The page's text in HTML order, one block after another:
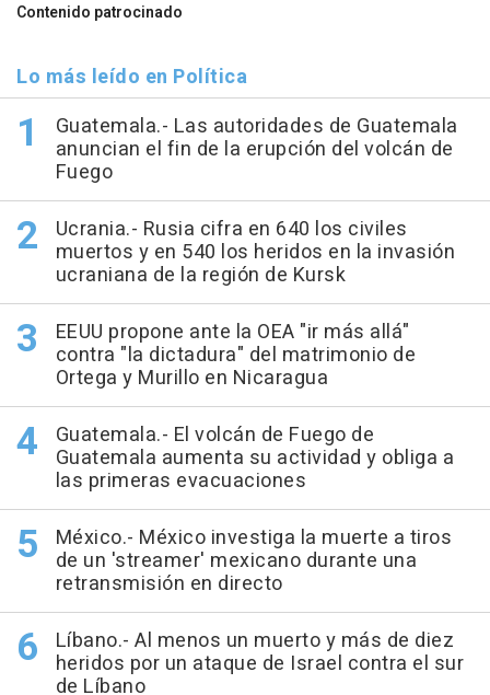
Contenido patrocinado
Lo más leído en Política
Guatemala.- Las autoridades de Guatemala
anuncian el fin de la erupción del volcán de
Fuego
Ucrania.- Rusia cifra en 640 los civiles
muertos y en 540 los heridos en la invasión
ucraniana de la región de Kursk
EEUU propone ante la OEA "ir más allá"
contra "la dictadura" del matrimonio de
Ortega y Murillo en Nicaragua
Guatemala.- El volcán de Fuego de
Guatemala aumenta su actividad y obliga a
las primeras evacuaciones
México.- México investiga la muerte a tiros
de un 'streamer' mexicano durante una
retransmisión en directo
Líbano.- Al menos un muerto y más de diez
heridos por un ataque de Israel contra el sur
de Líbano